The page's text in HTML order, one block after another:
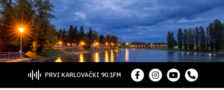
PRVI KARLOVAČKI 90.1FM